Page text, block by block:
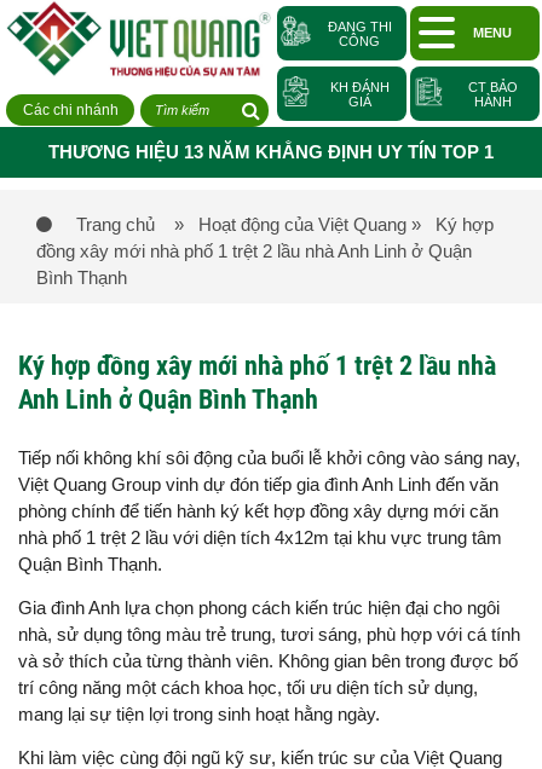
Các chi nhánh
ĐANG THI
CÔNG
MENU
KH ĐÁNH
GIÁ
CT BẢO
HÀNH
THƯƠNG HIỆU 13 NĂM KHẲNG ĐỊNH UY TÍN TOP 1
Trang chủ » Hoạt động của Việt Quang » Ký hợp
đồng xây mới nhà phố 1 trệt 2 lầu nhà Anh Linh ở Quận
Bình Thạnh
Ký hợp đồng xây mới nhà phố 1 trệt 2 lầu nhà
Anh Linh ở Quận Bình Thạnh
Tiếp nối không khí sôi động của buổi lễ khởi công vào sáng nay,
Việt Quang Group vinh dự đón tiếp gia đình Anh Linh đến văn
phòng chính để tiến hành ký kết hợp đồng xây dựng mới căn
nhà phố 1 trệt 2 lầu với diện tích 4x12m tại khu vực trung tâm
Quận Bình Thạnh.
Gia đình Anh lựa chọn phong cách kiến trúc hiện đại cho ngôi
nhà, sử dụng tông màu trẻ trung, tươi sáng, phù hợp với cá tính
và sở thích của từng thành viên. Không gian bên trong được bố
trí công năng một cách khoa học, tối ưu diện tích sử dụng,
mang lại sự tiện lợi trong sinh hoạt hằng ngày.
Khi làm việc cùng đội ngũ kỹ sư, kiến trúc sư của Việt Quang